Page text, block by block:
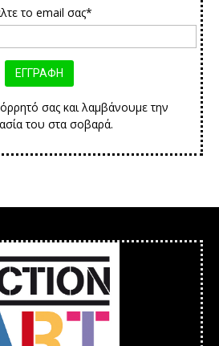
το email σας*
σας και λαμβάνουμε την
του στα σοβαρά.